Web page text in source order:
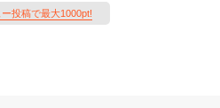
ー投稿で最大1000pt!